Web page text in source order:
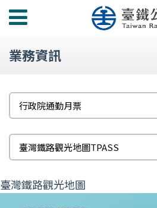
功
選
業務資訊
題
行政院通勤月票
標
題
臺灣鐵路觀光地圖TPASS
臺灣鐵路觀光地圖